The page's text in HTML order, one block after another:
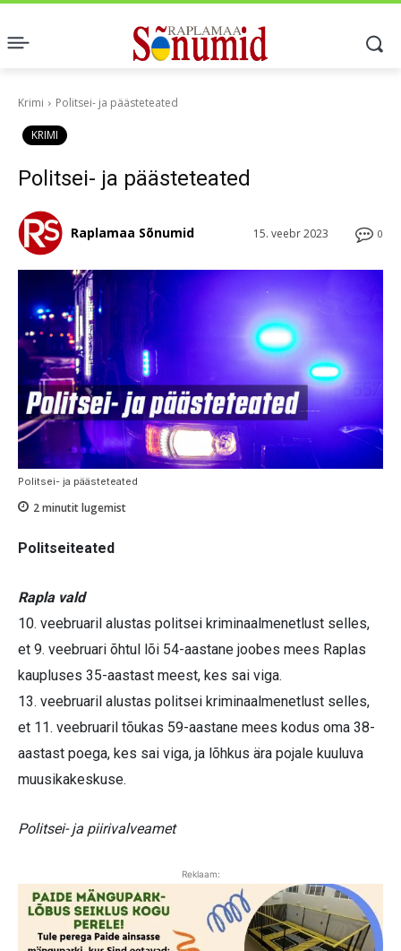
Krimi Politsei- ja päästeteated
KRIMI
Politsei- ja päästeteated
0
15. veebr 2023
Raplamaa Sõnumid
Politsei- ja päästeteated
2minutit lugemist
Politseiteated
Rapla vald
10. veebruaril alustas politsei kriminaalmenetlust selles,
et 9. veebruari õhtul lõi 54-aastane joobes mees Raplas
kaupluses 35-aastast meest, kes sai viga.
13. veebruaril alustas politsei kriminaalmenetlust selles,
et 11. veebruaril tõukas 59-aastane mees kodus oma 38-
aastast poega, kes sai viga, ja lõhkus ära pojale kuuluva
muusikakeskuse.
Politsei- ja piirivalveamet
Reklaam: